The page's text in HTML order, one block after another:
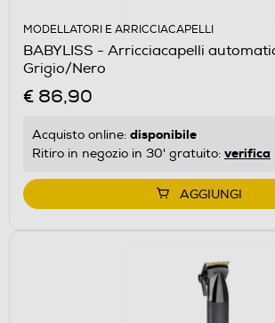
MODELLATORI E ARRICCIACAPELLI
BABYLISS - Arricciacapelli
Grigio/Nero
€ 86,90
Acquisto online: disponibile
Ritiro in negozio in 30' gratuito: verifica
AGGIUNGI